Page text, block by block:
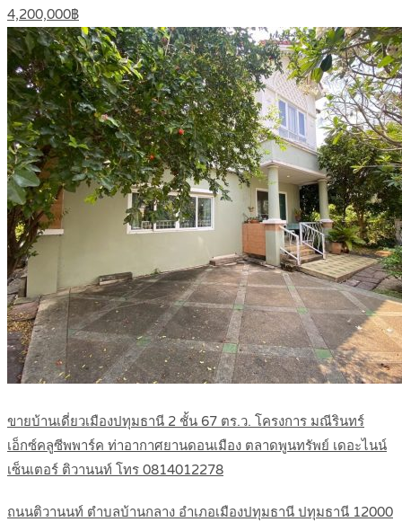
4,200,000฿
ขายบ้านเดี่ยวเมืองปทุมธานี 2 ชั้น 67 ตร.ว. โครงการ มณีรินทร์
เอ็กซ์คลูซีพพาร์ค ท่าอากาศยานดอนเมือง ตลาดพูนทรัพย์ เดอะไนน์
เซ็นเตอร์ ติวานนท์ โทร 0814012278
ถนนติวานนท์ ตำบลบ้านกลาง อำเภอเมืองปทุมธานี ปทุมธานี 12000